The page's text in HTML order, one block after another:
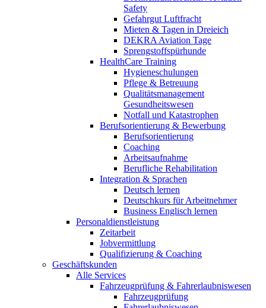
Safety
Gefahrgut Luftfracht
Mieten & Tagen in Dreieich
DEKRA Aviation Tage
Sprengstoffspürhunde
HealthCare Training
Hygieneschulungen
Pflege & Betreuung
Qualitätsmanagement
Gesundheitswesen
Notfall und Katastrophen
Berufsorientierung & Bewerbung
Berufsorientierung
Coaching
Arbeitsaufnahme
Berufliche Rehabilitation
Integration & Sprachen
Deutsch lernen
Deutschkurs für Arbeitnehmer
Business Englisch lernen
Personaldienstleistung
Zeitarbeit
Jobvermittlung
Qualifizierung & Coaching
Geschäftskunden
Alle Services
Fahrzeugprüfung & Fahrerlaubniswesen
Fahrzeugprüfung